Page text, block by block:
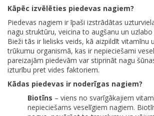
Kāpēc izvēlēties piedevas nagiem?
Piedevas nagiem ir īpaši izstrādātas
nagu struktūru, veicina to augšanu un
Bieži tās ir lielisks veids, kā aizpildīt vitamīnu
trūkumu organismā, kas ir nepieciešami
pareizajām piedevām var stiprināt nagu
izturību pret vides faktoriem.
Kādas piedevas ir noderīgas nagiem?
Biotīns – viens no svarīgākajiem
nepieciešams veselīgiem nagiem.